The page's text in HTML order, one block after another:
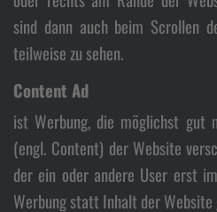
sind dann auch beim Scrollen
teilweise zu sehen.
Content Ad
ist Werbung, die möglichst gut
(engl. Content) der Website
der ein oder andere User erst
Werbung statt Inhalt der Website